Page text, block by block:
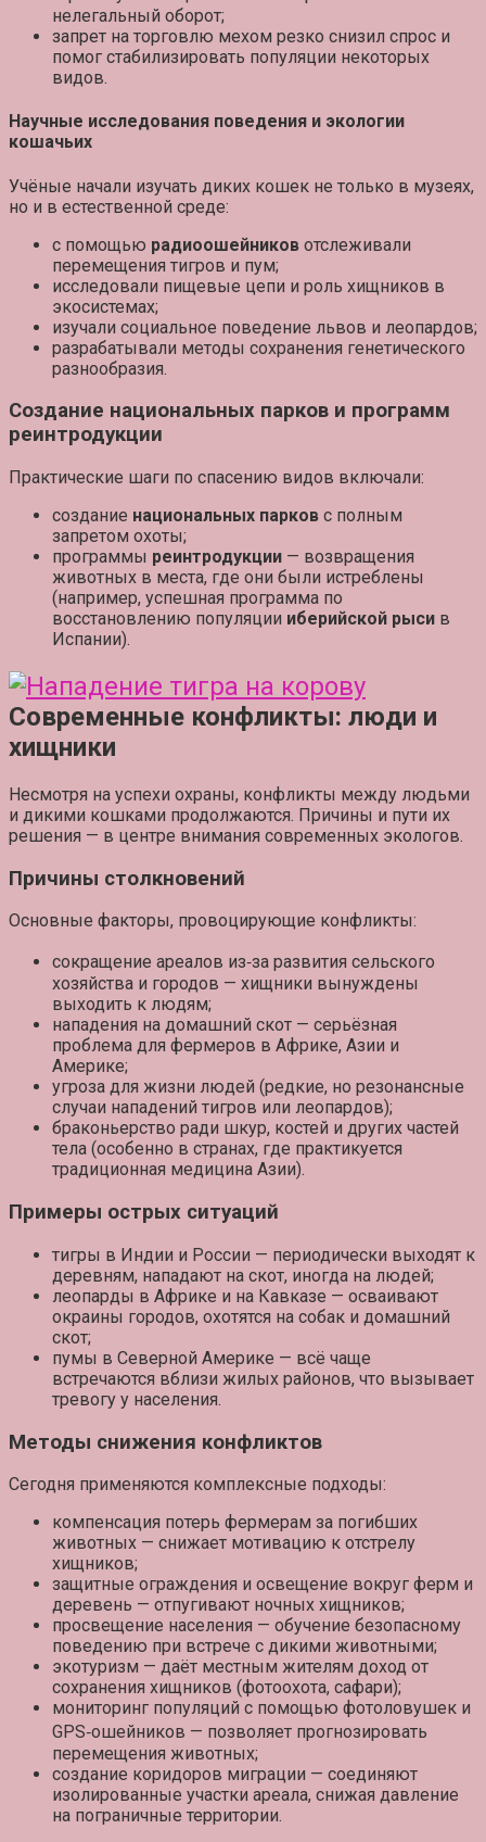
нелегальный оборот;
запрет на торговлю мехом резко снизил спрос и
помог стабилизировать популяции некоторых
видов.
Научные исследования поведения и экологии
кошачьих
Учёные начали изучать диких кошек не только в музеях,
но и в естественной среде:
с помощью радиоошейников отслеживали
перемещения тигров и пум;
исследовали пищевые цепи и роль хищников в
экосистемах;
изучали социальное поведение львов и леопардов;
разрабатывали методы сохранения генетического
разнообразия.
Создание национальных парков и программ
реинтродукции
Практические шаги по спасению видов включали:
создание национальных парков с полным
запретом охоты;
программы реинтродукции — возвращения
животных в места, где они были истреблены
(например, успешная программа по
восстановлению популяции иберийской рыси в
Испании).
Современные конфликты: люди и
хищники
Несмотря на успехи охраны, конфликты между людьми
и дикими кошками продолжаются. Причины и пути их
решения — в центре внимания современных экологов.
Причины столкновений
Основные факторы, провоцирующие конфликты:
сокращение ареалов из‑за развития сельского
хозяйства и городов — хищники вынуждены
выходить к людям;
нападения на домашний скот — серьёзная
проблема для фермеров в Африке, Азии и
Америке;
угроза для жизни людей (редкие, но резонансные
случаи нападений тигров или леопардов);
браконьерство ради шкур, костей и других частей
тела (особенно в странах, где практикуется
традиционная медицина Азии).
Примеры острых ситуаций
тигры в Индии и России — периодически выходят к
деревням, нападают на скот, иногда на людей;
леопарды в Африке и на Кавказе — осваивают
окраины городов, охотятся на собак и домашний
скот;
пумы в Северной Америке — всё чаще
встречаются вблизи жилых районов, что вызывает
тревогу у населения.
Методы снижения конфликтов
Сегодня применяются комплексные подходы:
компенсация потерь фермерам за погибших
животных — снижает мотивацию к отстрелу
хищников;
защитные ограждения и освещение вокруг ферм и
деревень — отпугивают ночных хищников;
просвещение населения — обучение безопасному
поведению при встрече с дикими животными;
экотуризм — даёт местным жителям доход от
сохранения хищников (фотоохота, сафари);
мониторинг популяций с помощью фотоловушек и
GPS‑ошейников — позволяет прогнозировать
перемещения животных;
создание коридоров миграции — соединяют
изолированные участки ареала, снижая давление
на пограничные территории.